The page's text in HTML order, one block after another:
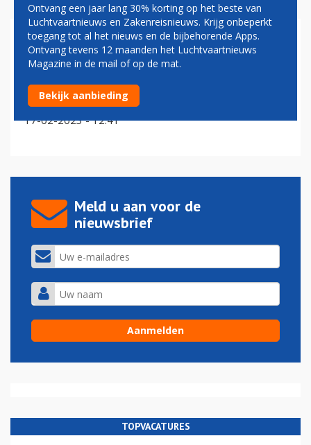
TEVREDENHEID
Reiziger, personeel en airlines minder tevreden over
Schiphol
17-02-2023 - 12:41
Meld u aan voor de
nieuwsbrief
TOPVACATURES
Ontvang een jaar lang 30% korting op het beste van
Luchtvaartnieuws en Zakenreisnieuws. Krijg onbeperkt
toegang tot al het nieuws en de bijbehorende Apps.
Ontvang tevens 12 maanden het Luchtvaartnieuws
Magazine in de mail of op de mat.
Bekijk aanbieding